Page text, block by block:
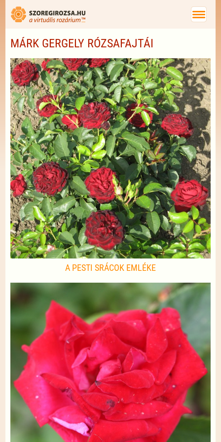
MÁRK GERGELY RÓZSAFAJTÁI
A PESTI SRÁCOK EMLÉKE